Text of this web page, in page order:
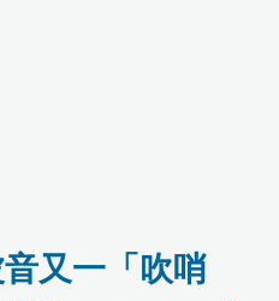
又一「吹哨